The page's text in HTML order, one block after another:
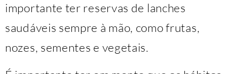
importante ter reservas de lanches
saudáveis ​​sempre à mão, como frutas,
nozes, sementes e vegetais.